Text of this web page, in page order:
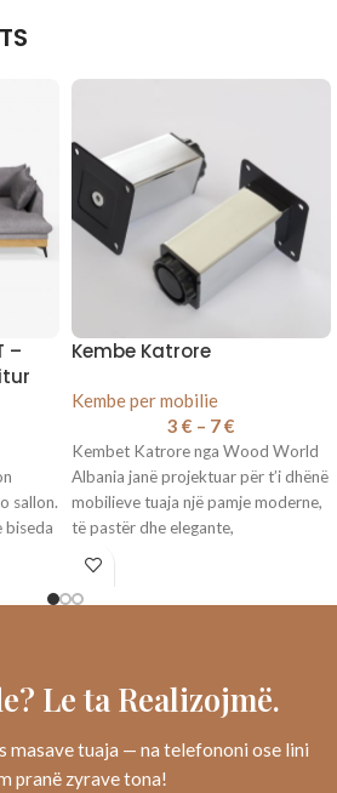
–
sallon.
biseda
Kembe Katrore
Kembe per mobilie
3 € – 7€
Kembet Katrore nga Wood World
Albania janë projektuar për t’i dhënë
mobilieve tuaja një pamje moderne,
të pastër dhe elegante,
Le ta Realizojmë.
masave tuaja — na telefononi ose lini
pranë zyrave tona!